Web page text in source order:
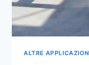
ALTRE